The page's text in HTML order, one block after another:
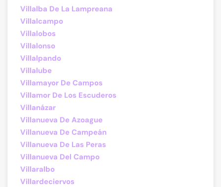
Villalba De La Lampreana
Villalcampo
Villalobos
Villalonso
Villalpando
Villalube
Villamayor De Campos
Villamor De Los Escuderos
Villanázar
Villanueva De Azoague
Villanueva De Campeán
Villanueva De Las Peras
Villanueva Del Campo
Villaralbo
Villardeciervos